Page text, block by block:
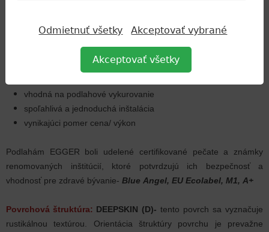
čistí
ekologická a udržateľná- vyrobená z obnoviteľných surovín
zložená z prírodných vlákien dreva
vhodná na podlahové vykurovanie
spoľahlivá a jednoduchá inštalácia
vynikajúci pomer cena/ výkon
Podlahám EGGER boli udelené certifikované pečate a známky
renomovaných inštitúcií, ktoré potvrdzujú ich bezpečnosť a
vhodnosť pre zdravé bývanie- Blue Angel, EU Ecolabel, M1, A+
Povrchová štruktúra: DEEPSKIN (D)- tento povrch sa vyznačuje
rustikálnou textúrou. Orientácia štruktúry povrchu je prevažne
Odmietnuť všetky Akceptovať vybrané
Akceptovať všetky